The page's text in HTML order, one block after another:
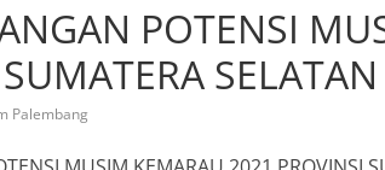
POTENSI
SELATAN
Palembang